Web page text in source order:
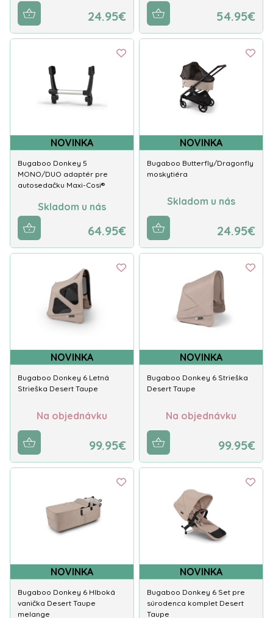
24.95€ 54.95€
NOVINKA
Bugaboo Donkey 5
MONO/DUO adaptér pre
autosedačku Maxi-Cosi®
Skladom u nás
64.95€
NOVINKA
Bugaboo Butterfly/Dragonfly
moskytiéra
Skladom u nás
24.95€
NOVINKA
Bugaboo Donkey 6 Letná
Strieška Desert Taupe
Na objednávku
99.95€
NOVINKA
Bugaboo Donkey 6 Strieška
Desert Taupe
Na objednávku
99.95€
NOVINKA
Bugaboo Donkey 6 Hlboká
vanička Desert Taupe
melange
NOVINKA
Bugaboo Donkey 6 Set pre
súrodenca komplet Desert
Taupe